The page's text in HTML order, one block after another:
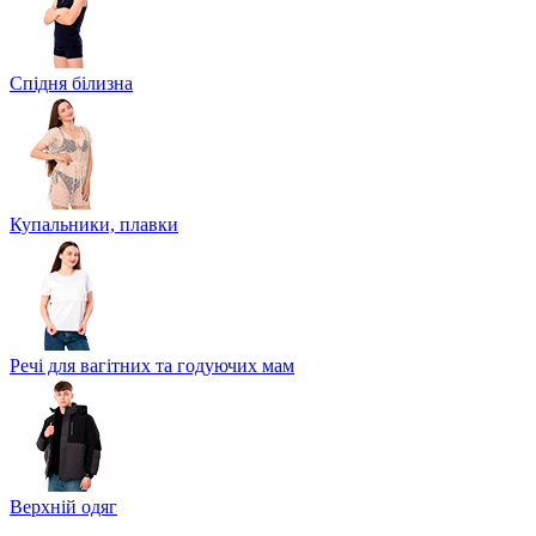
Спідня білизна
Купальники, плавки
Речі для вагітних та годуючих мам
Верхній одяг